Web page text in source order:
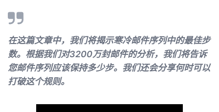
在这篇文章中，我们将揭示寒冷邮件序列中的最佳步
数。根据我们对3200万封邮件的分析，我们将告诉
您邮件序列应该保持多少步。我们还会分享何时可以
打破这个规则。